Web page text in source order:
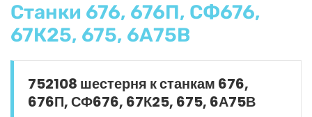
Станки 676, 676П, СФ676,
67К25, 675, 6А75В
752108 шестерня к станкам 676,
676П, СФ676, 67К25, 675, 6А75В